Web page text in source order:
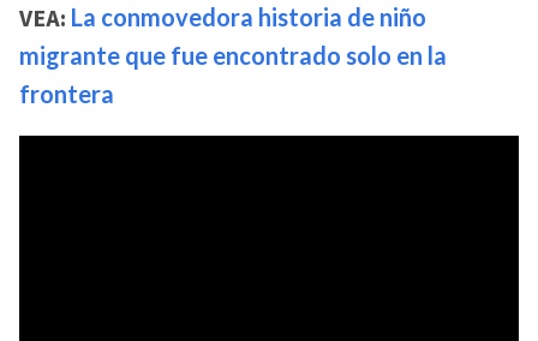
VEA: La conmovedora historia de niño
migrante que fue encontrado solo en la
frontera